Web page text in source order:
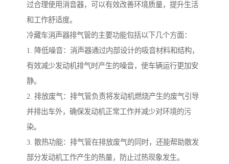
过合理使用消音器，可以有效改善环境质量，提升生活
和工作舒适度。
冷藏车消声器排气管的主要功能包括以下几个方面：
1. 降低噪音：消声器通过内部设计的吸音材料和结构，
有效减少发动机排气时产生的噪音，使车辆运行更加安
静。
2. 排放废气：排气管负责将发动机燃烧产生的废气引导
并排出车外，确保发动机正常工作并减少对环境的污
染。
3. 散热功能：排气管在排放废气的同时，还能帮助散发
部分发动机工作产生的热量，防止过热现象发生。